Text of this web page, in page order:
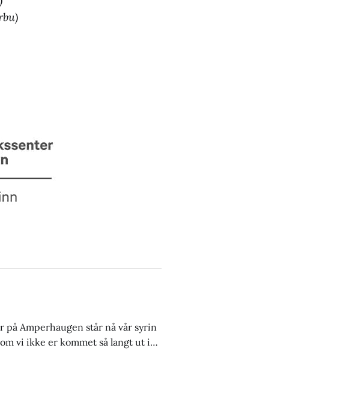
Amperhaugen står nå vår syrin
vi ikke er kommet så langt ut i
den blomstret i august. Så dette